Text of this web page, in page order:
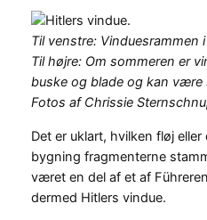
Til venstre: Vinduesrammen
Til højre: Om sommeren er
buske og blade og kan
Fotos af Chrissie
Det er uklart, hvilken fløj
bygning fragmenterne
været en del af et af
dermed Hitlers vindue.